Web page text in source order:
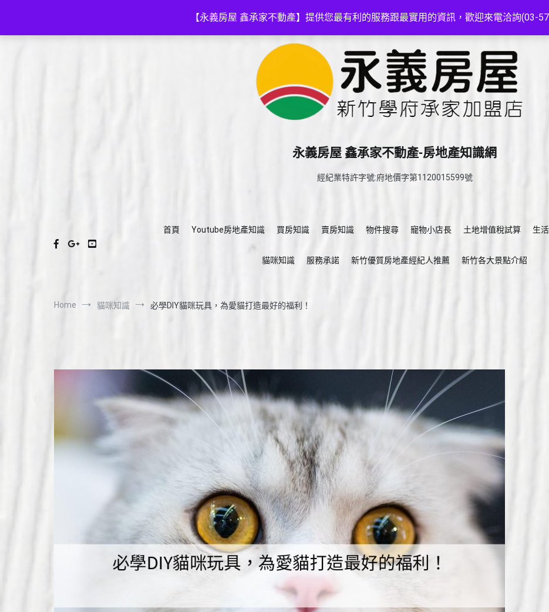
【永義房屋 鑫承家不動產】提供您最有利的服務跟最實用的資訊，歡迎來電洽詢(03-
a035753111@gmail.com
永義房屋 鑫承家不動產-房地產知識網
經紀業特許字號:府地價字第1120015599號
首頁 Youtube房地產知識 買房知識 賣房知識 物件搜尋 寵物小店長 土地增值稅試算 生
貓咪知識 服務承諾 新竹優質房地產經紀人推薦 新竹各大景點介紹
Home 貓咪知識 必學DIY貓咪玩具，為愛貓打造最好的福利！